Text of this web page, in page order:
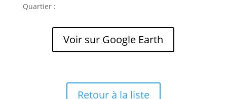
Quartier :
Voir sur Google Earth
Retour à la liste